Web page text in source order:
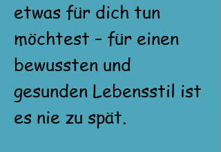
etwas für dich tun
möchtest – für einen
bewussten und
gesunden Lebensstil ist
es nie zu spät.